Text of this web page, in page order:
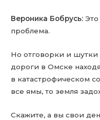
Вероника Бобрусь: Это
проблема.
Но отговорки и шутки
дороги в Омске
в катастрофическом
все ямы, то земля
Скажите, а вы свои